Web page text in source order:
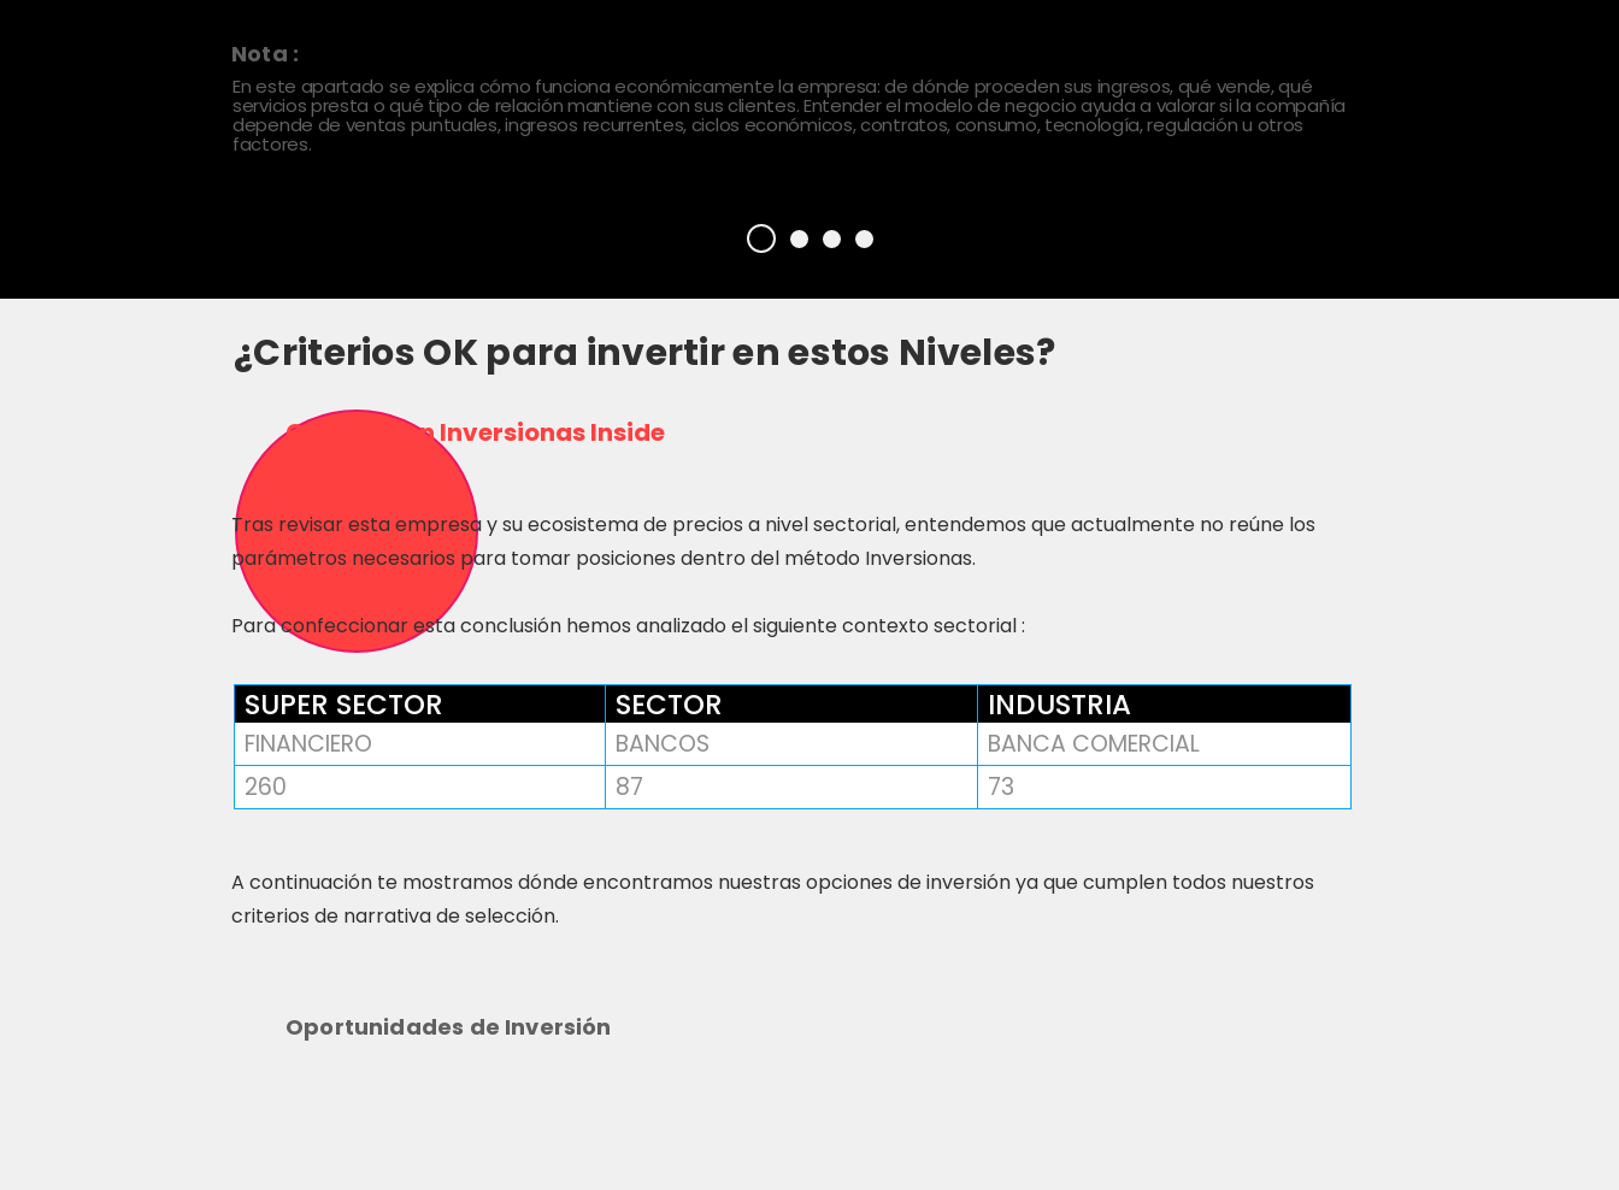
Nota :
En este apartado se explica cómo funciona económicamente la empresa: de dónde proceden sus ingresos, qué vende, qué
servicios presta o qué tipo de relación mantiene con sus clientes. Entender el modelo de negocio ayuda a valorar si la compañía
depende de ventas puntuales, ingresos recurrentes, ciclos económicos, contratos, consumo, tecnología, regulación u otros
factores.
¿Criterios OK para invertir en estos Niveles?
Consulta en Inversionas Inside
Tras revisar esta empresa y su ecosistema de precios a nivel sectorial, entendemos que actualmente no reúne los
parámetros necesarios para tomar posiciones dentro del método Inversionas.
Para confeccionar esta conclusión hemos analizado el siguiente contexto sectorial :
SUPER SECTOR SECTOR INDUSTRIA
FINANCIERO BANCOS
BANCA COMERCIAL
260
87 73
A continuación te mostramos dónde encontramos nuestras opciones de inversión ya que cumplen todos nuestros
criterios de narrativa de selección.
Oportunidades de Inversión